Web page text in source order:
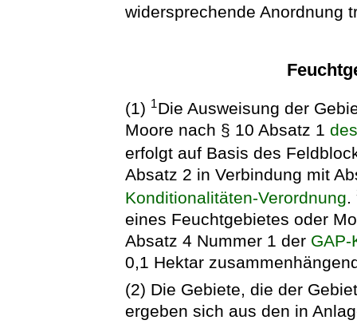
widersprechende Anordnung
(1) 1Die Ausweisung der
Moore nach § 10 Absatz 1
erfolgt auf Basis des
Absatz 2 in Verbindung mit
Konditionalitäten-Verordnung.
eines Feuchtgebietes oder
Absatz 4 Nummer 1 der
0,1 Hektar
(2) Die Gebiete, die der
ergeben sich aus den in